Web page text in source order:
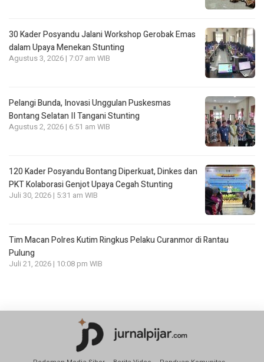
30 Kader Posyandu Jalani Workshop Gerobak Emas
dalam Upaya Menekan Stunting
Agustus 3, 2026 | 7:07 am WIB
Pelangi Bunda, Inovasi Unggulan Puskesmas
Bontang Selatan II Tangani Stunting
Agustus 2, 2026 | 6:51 am WIB
120 Kader Posyandu Bontang Diperkuat, Dinkes dan
PKT Kolaborasi Genjot Upaya Cegah Stunting
Juli 30, 2026 | 5:31 am WIB
Tim Macan Polres Kutim Ringkus Pelaku Curanmor di Rantau
Pulung
Juli 21, 2026 | 10:08 pm WIB